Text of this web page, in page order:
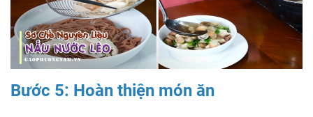
Bước 5: Hoàn thiện món ăn